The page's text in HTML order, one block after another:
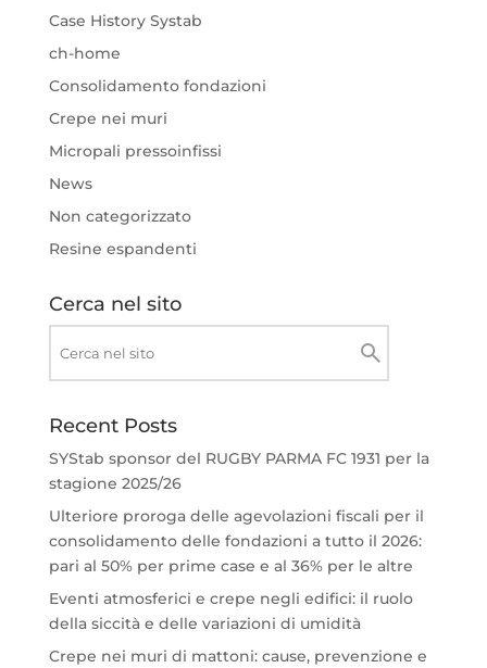
Case History Systab
ch-home
Consolidamento fondazioni
Crepe nei muri
Micropali pressoinfissi
News
Non categorizzato
Resine espandenti
Cerca nel sito
Recent Posts
SYStab sponsor del RUGBY PARMA FC 1931 per la
stagione 2025/26
Ulteriore proroga delle agevolazioni fiscali per il
consolidamento delle fondazioni a tutto il 2026:
pari al 50% per prime case e al 36% per le altre
Eventi atmosferici e crepe negli edifici: il ruolo
della siccità e delle variazioni di umidità
Crepe nei muri di mattoni: cause, prevenzione e